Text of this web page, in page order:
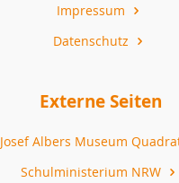
Impressum
Datenschutz
Externe Seiten
Josef Albers Museum
Schulministerium NRW